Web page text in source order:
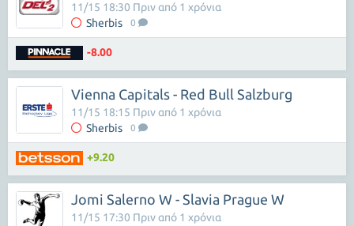
Sherbis 0
11/15 18:30 Πριν από 1 χρόνια
-8.00
Vienna Capitals - Red Bull Salzburg
Sherbis 0
11/15 18:15 Πριν από 1 χρόνια
+9.20
Jomi Salerno W - Slavia Prague W
11/15 17:30 Πριν από 1 χρόνια